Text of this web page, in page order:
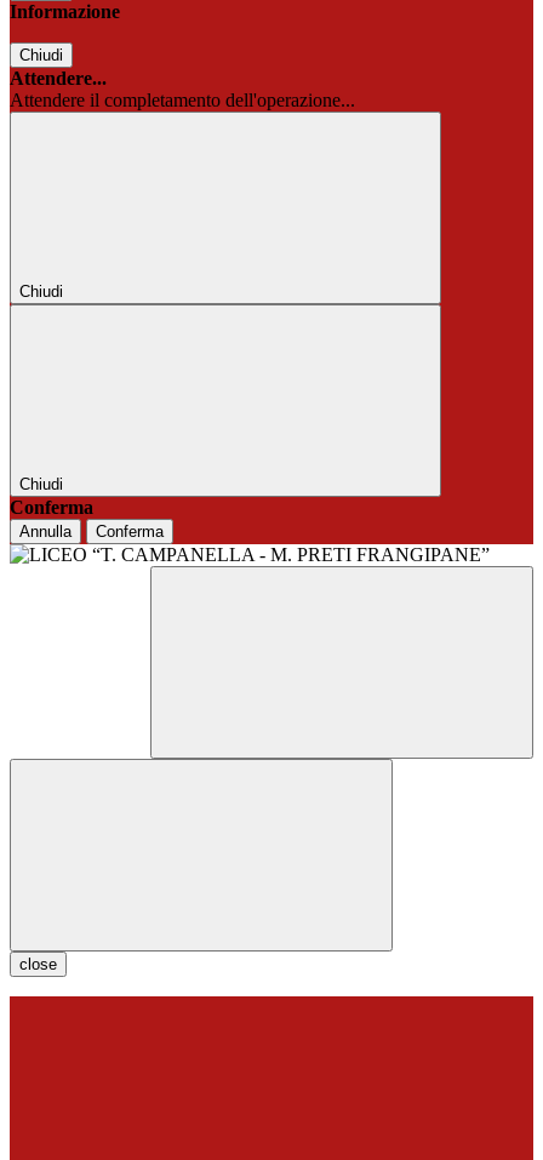
Informazione
Chiudi
Attendere...
Attendere il completamento dell'operazione...
Chiudi
Chiudi
Conferma
Annulla Conferma
close